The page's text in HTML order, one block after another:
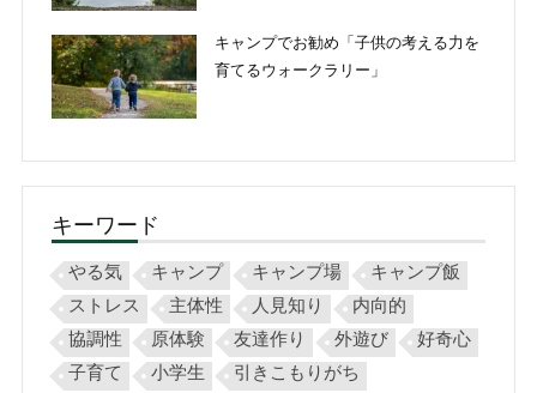
キャンプでお勧め「子供の考える力を
育てるウォークラリー」
キーワード
やる気 キャンプ キャンプ場
キャンプ飯
ストレス
主体性 人見知り
内向的
協調性
原体験 友達作り 外遊び
好奇心
子育て
小学生
引きこもりがち